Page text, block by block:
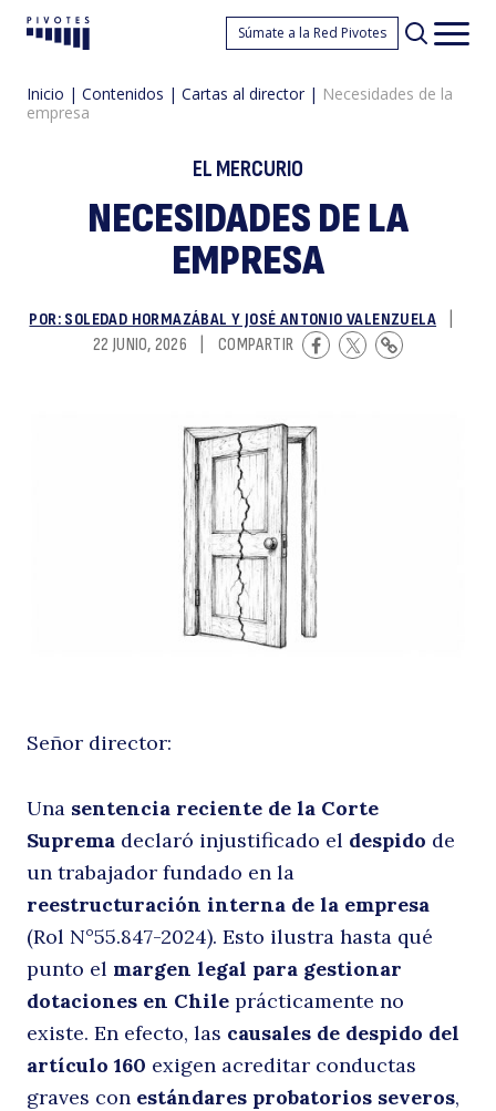
la
Pivotes Súmate a la Red Pivotes
Inicio | Contenidos | Cartas al director | Necesidades de la
empresa
EL MERCURIO
NECESIDADES DE LA
EMPRESA
POR: SOLEDAD HORMAZÁBAL Y JOSÉ ANTONIO VALENZUELA
22 JUNIO, 2026
COMPARTIR
Señor director:
Una sentencia reciente de la Corte
Suprema declaró injustificado el despido de
un trabajador fundado en la
reestructuración interna de la empresa
(Rol N°55.847-2024). Esto ilustra hasta qué
punto el margen legal para gestionar
dotaciones en Chile prácticamente no
existe. En efecto, las causales de despido del
artículo 160 exigen acreditar conductas
graves con estándares probatorios severos,